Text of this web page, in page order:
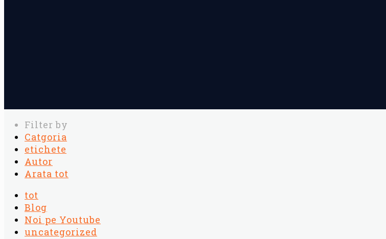
Filter by
Catgoria
etichete
Autor
Arata tot
tot
Blog
Noi pe Youtube
uncategorized